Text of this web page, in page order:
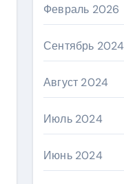
Февраль 2026
Сентябрь 2024
Август 2024
Июль 2024
Июнь 2024